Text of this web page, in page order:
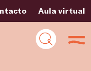
Aula virtual